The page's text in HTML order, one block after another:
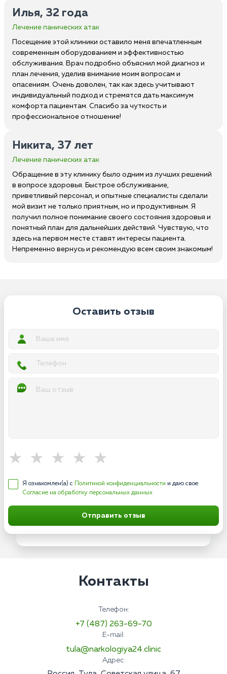
Илья, 32 года
Лечение панических атак
Посещение этой клиники оставило меня впечатленным
современным оборудованием и эффективностью
обслуживания. Врач подробно объяснил мой диагноз и
план лечения, уделив внимание моим вопросам и
опасениям. Очень доволен, так как здесь учитывают
индивидуальный подход и стремятся дать максимум
комфорта пациентам. Спасибо за чуткость и
профессиональное отношение!
Никита, 37 лет
Лечение панических атак
Обращение в эту клинику было одним из лучших решений
в вопросе здоровья. Быстрое обслуживание,
приветливый персонал, и опытные специалисты сделали
мой визит не только приятным, но и продуктивным. Я
получил полное понимание своего состояния здоровья и
понятный план для дальнейших действий. Чувствую, что
здесь на первом месте ставят интересы пациента.
Непременно вернусь и рекомендую всем своим знакомым!
Оставить отзыв
Я ознакомлен(а) с Политикой конфиденциальности и даю свое
Согласие на обработку персональных данных
Отправить отзыв
Контакты
Телефон:
+7 (487) 263-69-70
E-mail:
tula@narkologiya24.clinic
Адрес: